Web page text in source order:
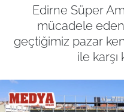
Edirne Süper
mücadele
geçtiğimiz pazar
ile karşı
EKONOMİ
SAĞLIK
TARIM VE